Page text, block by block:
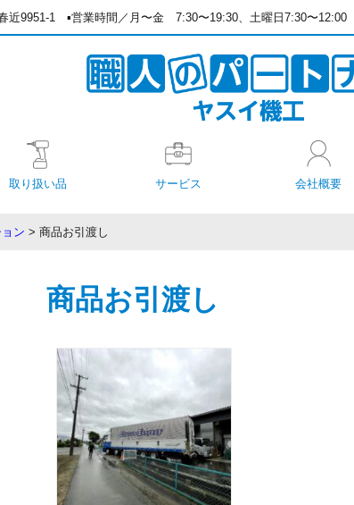
近9951-1 ▪️営業時間／月〜金 7:30〜19:30、土曜日7:30〜12:00
取り扱い品 サービス 会社概要
ン > 商品お引渡し
商品お引渡し